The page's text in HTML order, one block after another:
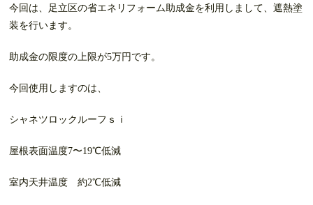
今回は、足立区の省エネリフォーム助成金を利用しまして、遮熱塗
装を行います。
助成金の限度の上限が5万円です。
今回使用しますのは、
シャネツロックルーフｓｉ
屋根表面温度7〜19℃低減
室内天井温度 約2℃低減